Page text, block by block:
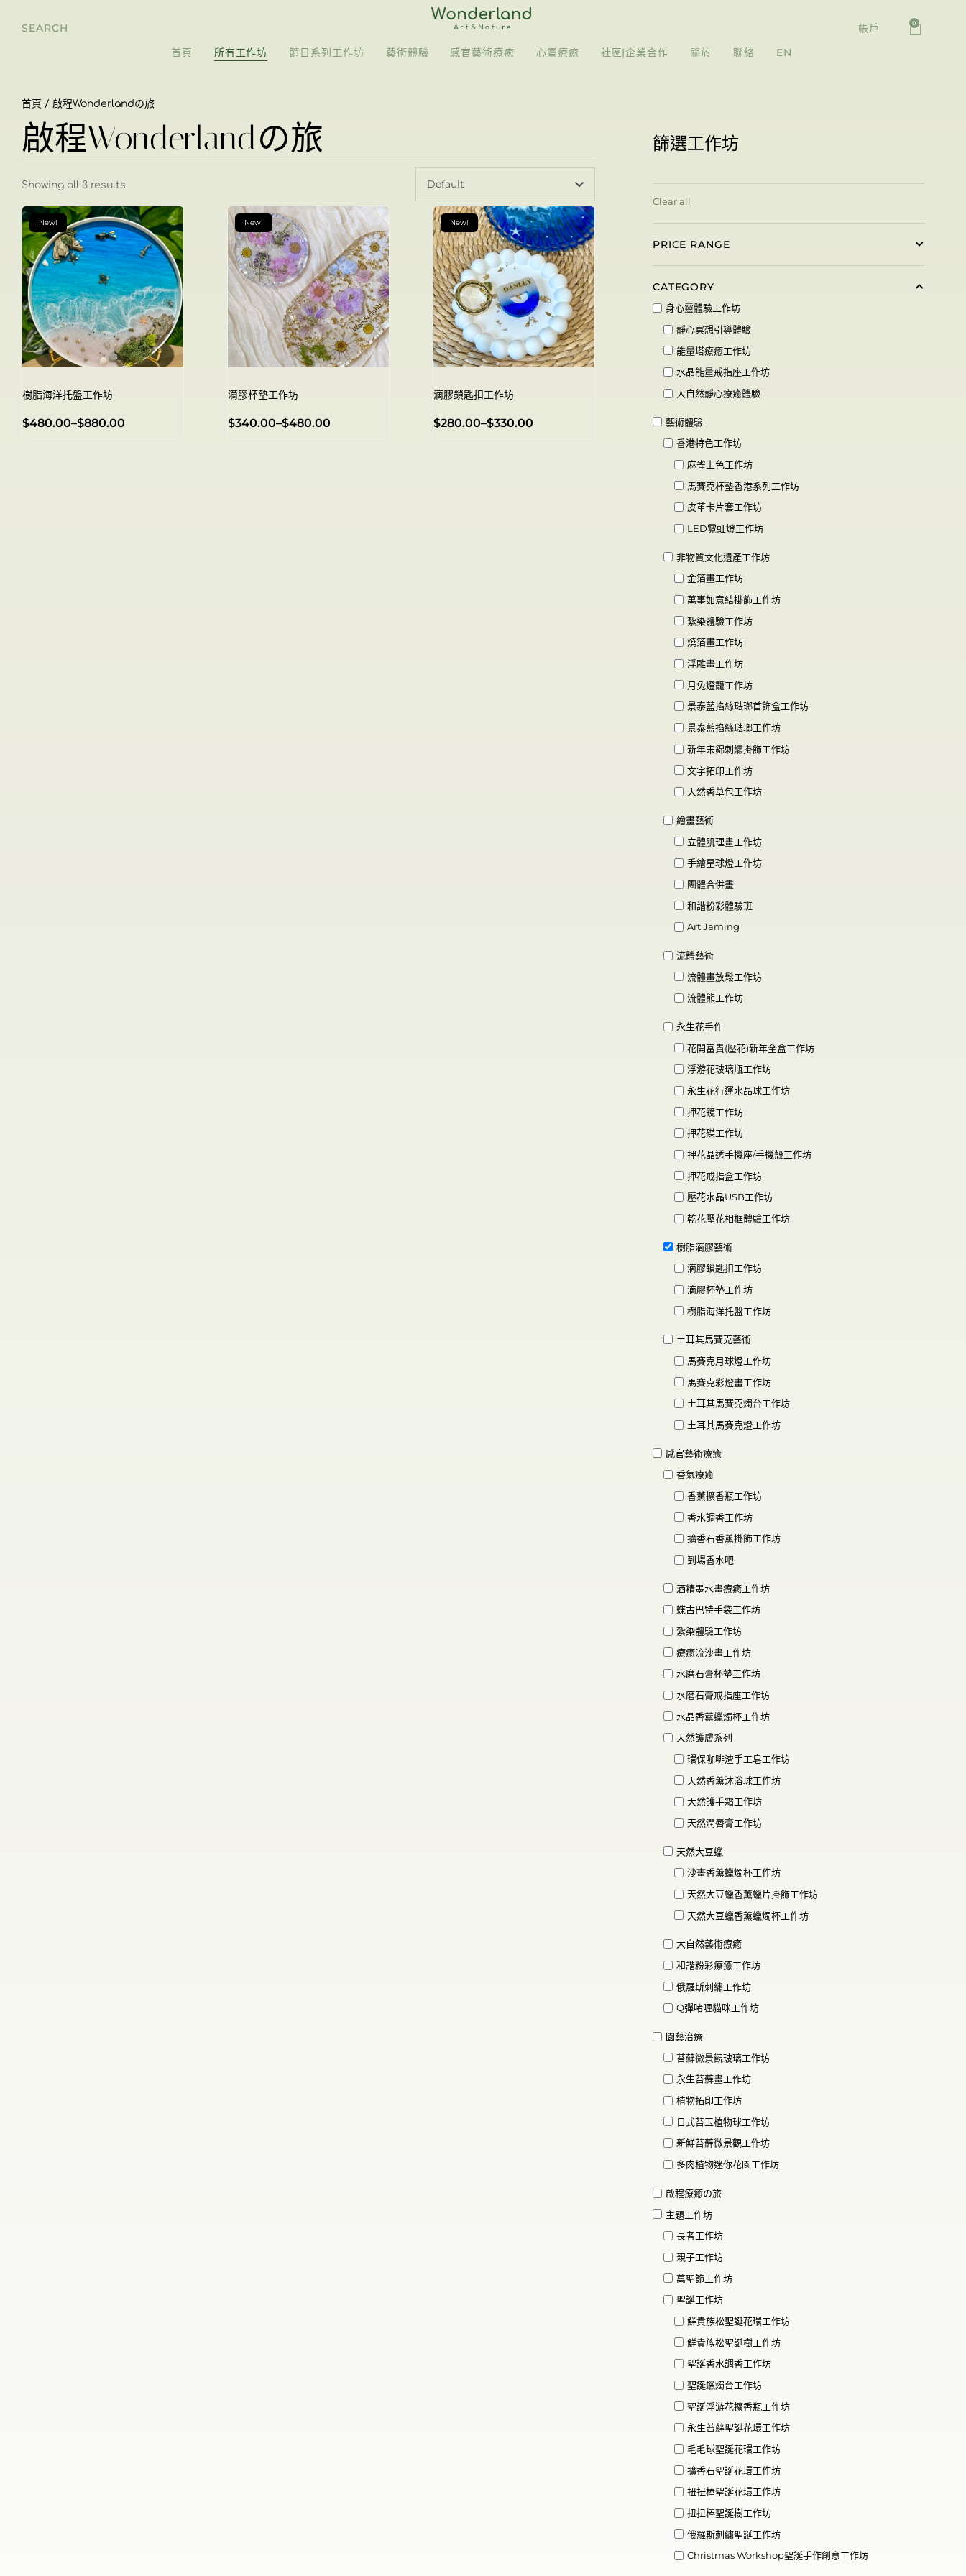
SEARCH
首頁
所有工作坊 節日系列工作坊 藝術體驗 感官藝術療癒 心靈療癒 社區|企業合作 關於 聯絡 EN
帳戶 0
首頁 / 啟程Wonderlandの旅
啟程Wonderlandの旅
Showing all 3 results Default
New!
樹脂海洋托盤工作坊
$480.00–$880.00
New!
滴膠杯墊工作坊
$340.00–$480.00
New!
滴膠鎖匙扣工作坊
$280.00–$330.00
篩選工作坊
Clear all
PRICE RANGE
CATEGORY
身心靈體驗工作坊
靜心冥想引導體驗
能量塔療癒工作坊
水晶能量戒指座工作坊
大自然靜心療癒體驗
藝術體驗
香港特色工作坊
麻雀上色工作坊
馬賽克杯墊香港系列工作坊
皮革卡片套工作坊
LED霓虹燈工作坊
非物質文化遺產工作坊
金箔畫工作坊
萬事如意結掛飾工作坊
紮染體驗工作坊
燒箔畫工作坊
浮雕畫工作坊
月兔燈籠工作坊
景泰藍掐絲琺瑯首飾盒工作坊
景泰藍掐絲琺瑯工作坊
新年宋錦刺繡掛飾工作坊
文字拓印工作坊
天然香草包工作坊
繪畫藝術
立體肌理畫工作坊
手繪星球燈工作坊
團體合併畫
和諧粉彩體驗班
Art Jaming
流體藝術
流體畫放鬆工作坊
流體熊工作坊
永生花手作
花開富貴(壓花)新年全盒工作坊
浮游花玻璃瓶工作坊
永生花行運水晶球工作坊
押花鏡工作坊
押花碟工作坊
押花晶透手機座/手機殼工作坊
押花戒指盒工作坊
壓花水晶USB工作坊
乾花壓花相框體驗工作坊
樹脂滴膠藝術
滴膠鎖匙扣工作坊
滴膠杯墊工作坊
樹脂海洋托盤工作坊
土耳其馬賽克藝術
馬賽克月球燈工作坊
馬賽克彩燈畫工作坊
土耳其馬賽克燭台工作坊
土耳其馬賽克燈工作坊
感官藝術療癒
香氣療癒
香薰擴香瓶工作坊
香水調香工作坊
擴香石香薰掛飾工作坊
到場香水吧
酒精墨水畫療癒工作坊
蝶古巴特手袋工作坊
紮染體驗工作坊
療癒流沙畫工作坊
水磨石膏杯墊工作坊
水磨石膏戒指座工作坊
水晶香薰蠟燭杯工作坊
天然護膚系列
環保咖啡渣手工皂工作坊
天然香薰沐浴球工作坊
天然護手霜工作坊
天然潤唇膏工作坊
天然大豆蠟
沙畫香薰蠟燭杯工作坊
天然大豆蠟香薰蠟片掛飾工作坊
天然大豆蠟香薰蠟燭杯工作坊
大自然藝術療癒
和諧粉彩療癒工作坊
俄羅斯刺繡工作坊
Q彈啫喱貓咪工作坊
園藝治療
苔蘚微景觀玻璃工作坊
永生苔蘚畫工作坊
植物拓印工作坊
日式苔玉植物球工作坊
新鮮苔蘚微景觀工作坊
多肉植物迷你花園工作坊
啟程療癒の旅
主題工作坊
長者工作坊
親子工作坊
萬聖節工作坊
聖誕工作坊
鮮貴族松聖誕花環工作坊
鮮貴族松聖誕樹工作坊
聖誕香水調香工作坊
聖誕蠟燭台工作坊
聖誕浮游花擴香瓶工作坊
永生苔蘚聖誕花環工作坊
毛毛球聖誕花環工作坊
擴香石聖誕花環工作坊
扭扭棒聖誕花環工作坊
扭扭棒聖誕樹工作坊
俄羅斯刺繡聖誕工作坊
Christmas Workshop聖誕手作創意工作坊